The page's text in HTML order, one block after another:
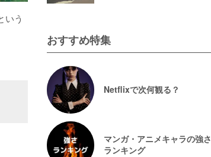
いう
おすすめ特集
Netflixで次何観る？
マンガ・アニメキャラの強さ
ランキング